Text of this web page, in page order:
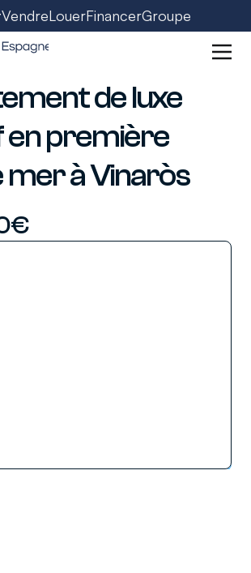
VendreLouerFinancerGroupe
de luxe
en première
mer à Vinaròs
€